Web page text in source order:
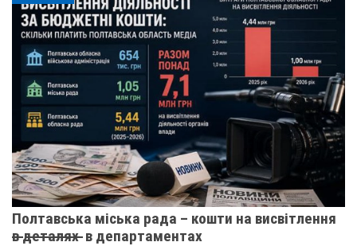
Полтавська міська рада – кошти на висвітлення
в̶ ̶д̶е̶т̶а̶л̶я̶х̶ ̶ в департаментах